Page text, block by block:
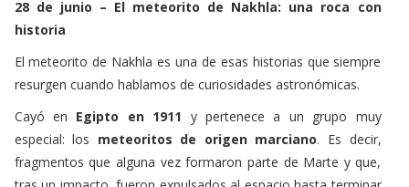
28 de junio – El meteorito de Nakhla: una roca con
historia
El meteorito de Nakhla es una de esas historias que siempre
resurgen cuando hablamos de curiosidades astronómicas.
Cayó en Egipto en 1911 y pertenece a un grupo muy
especial: los meteoritos de origen marciano. Es decir,
fragmentos que alguna vez formaron parte de Marte y que,